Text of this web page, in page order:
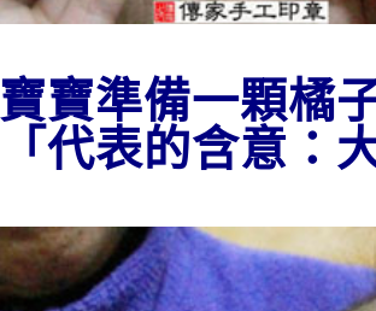
寶寶準備一顆橘
「代表的含意：